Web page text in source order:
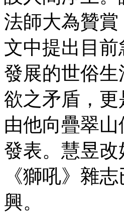
法師大為贊
文中提出目
發展的世俗
欲之矛盾，
由他向疊翠
發表。慧昱
《獅吼》雜
興。